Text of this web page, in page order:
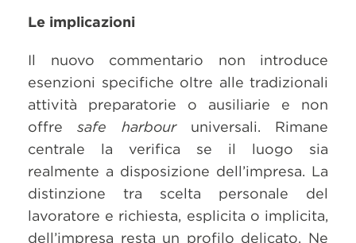
Le implicazioni
Il nuovo commentario non introduce
esenzioni specifiche oltre alle tradizionali
attività preparatorie o ausiliarie e non
offre safe harbouruniversali. Rimane
centrale la verifica se il luogo sia
realmente a disposizione dell’impresa. La
distinzione tra scelta personale del
lavoratore e richiesta, esplicita o implicita,
dell’impresa resta un profilo delicato. Ne